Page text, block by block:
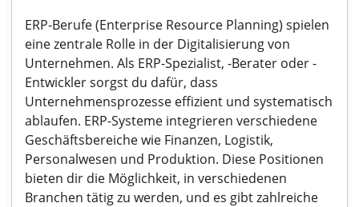
ERP-Berufe (Enterprise Resource Planning) spielen
eine zentrale Rolle in der Digitalisierung von
Unternehmen. Als ERP-Spezialist, -Berater oder -
Entwickler sorgst du dafür, dass
Unternehmensprozesse effizient und systematisch
ablaufen. ERP-Systeme integrieren verschiedene
Geschäftsbereiche wie Finanzen, Logistik,
Personalwesen und Produktion. Diese Positionen
bieten dir die Möglichkeit, in verschiedenen
Branchen tätig zu werden, und es gibt zahlreiche